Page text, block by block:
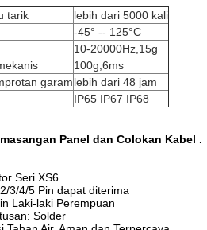
tarik
lebih dari 5000 kali
-45° -- 125°C
10-20000Hz,15g
100g,6ms
garamlebih dari 48 jam
IP65 IP67 IP68
Panel dan Colokan Kabel .
Seri XS6
3/4/5 Pin dapat diterima
Laki-laki Perempuan
Solder